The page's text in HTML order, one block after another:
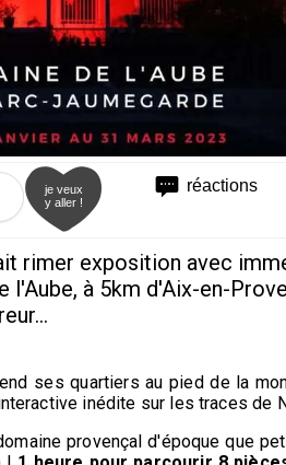
réactions
je veux
y aller !
rimer exposition avec
l'Aube, à 5km d'Aix-en-
ses quartiers au pied de la
inédite sur les traces de
provençal d'époque que